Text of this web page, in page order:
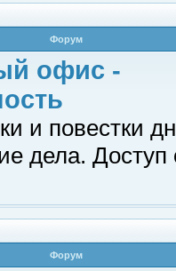
Форум
офис -
и повестки
дела.
Форум